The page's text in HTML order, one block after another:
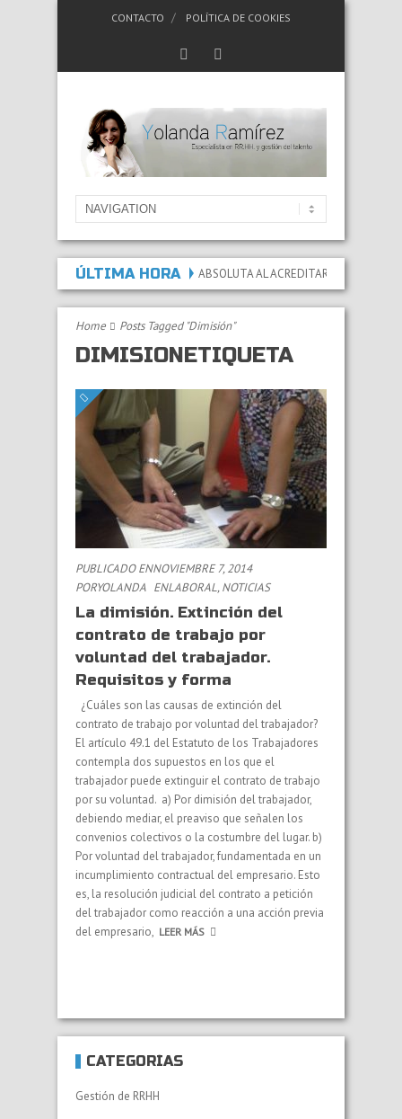
CONTACTO POLÍTICA DE COOKIES
ÚLTIMA HORA
LA INCAPACIDAD PERMANENTE ABSOLUTA AL ACREDITAR QUE LAS
Home Posts Tagged "Dimisión"
DIMISIÓNETIQUETA
PUBLICADO ENNOVIEMBRE 7, 2014
PORYOLANDA ENLABORAL,NOTICIAS
La dimisión. Extinción del
contrato de trabajo por
voluntad del trabajador.
Requisitos y forma
¿Cuáles son las causas de extinción del
contrato de trabajo por voluntad del trabajador?
El artículo 49.1 del Estatuto de los Trabajadores
contempla dos supuestos en los que el
trabajador puede extinguir el contrato de trabajo
por su voluntad. a) Por dimisión del trabajador,
debiendo mediar, el preaviso que señalen los
convenios colectivos o la costumbre del lugar. b)
Por voluntad del trabajador, fundamentada en un
incumplimiento contractual del empresario. Esto
es, la resolución judicial del contrato a petición
del trabajador como reacción a una acción previa
del empresario, LEER MÁS
CATEGORÍAS
Gestión de RRHH